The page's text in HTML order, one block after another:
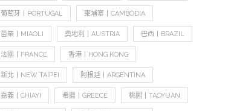
葡萄牙丨PORTUGAL 柬埔寨丨CAMBODIA
苗栗丨MIAOLI 奧地利丨AUSTRIA 巴西丨BRAZIL
法國丨FRANCE 香港丨HONG KONG
新北丨NEW TAIPEI 阿根廷丨ARGENTINA
嘉義丨CHIAYI 希臘丨GREECE 桃園丨TAOYUAN